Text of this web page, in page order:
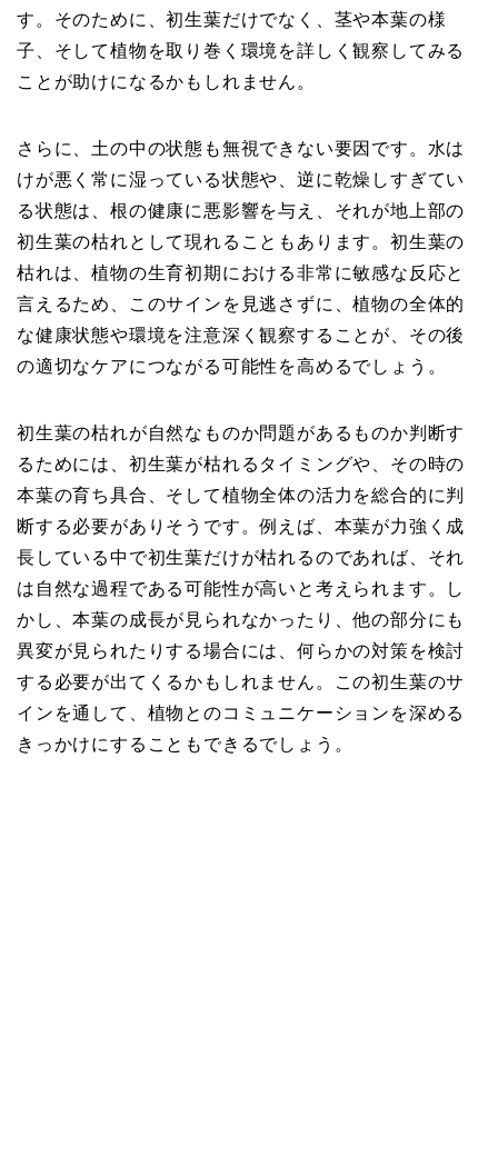
す。そのために、初生葉だけでなく、茎や本葉の様
子、そして植物を取り巻く環境を詳しく観察してみる
ことが助けになるかもしれません。
さらに、土の中の状態も無視できない要因です。水は
けが悪く常に湿っている状態や、逆に乾燥しすぎてい
る状態は、根の健康に悪影響を与え、それが地上部の
初生葉の枯れとして現れることもあります。初生葉の
枯れは、植物の生育初期における非常に敏感な反応と
言えるため、このサインを見逃さずに、植物の全体的
な健康状態や環境を注意深く観察することが、その後
の適切なケアにつながる可能性を高めるでしょう。
初生葉の枯れが自然なものか問題があるものか判断す
るためには、初生葉が枯れるタイミングや、その時の
本葉の育ち具合、そして植物全体の活力を総合的に判
断する必要がありそうです。例えば、本葉が力強く成
長している中で初生葉だけが枯れるのであれば、それ
は自然な過程である可能性が高いと考えられます。し
かし、本葉の成長が見られなかったり、他の部分にも
異変が見られたりする場合には、何らかの対策を検討
する必要が出てくるかもしれません。この初生葉のサ
インを通して、植物とのコミュニケーションを深める
きっかけにすることもできるでしょう。